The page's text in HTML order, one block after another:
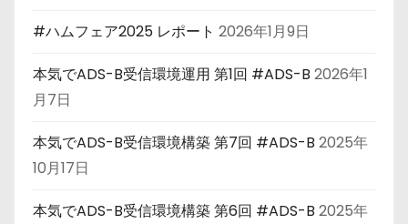
#ハムフェア2025 レポート 2026年1月9日
本気でADS-B受信環境運用 第1回 #ADS-B 2026年1
月7日
本気でADS-B受信環境構築 第7回 #ADS-B 2025年
10月17日
本気でADS-B受信環境構築 第6回 #ADS-B 2025年